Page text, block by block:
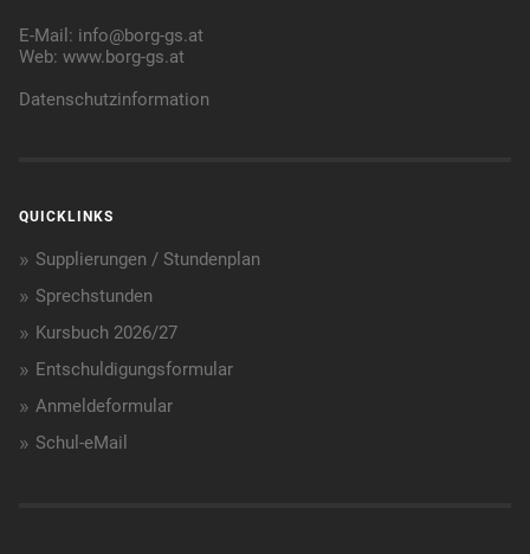
E-Mail: info@borg-gs.at
Web:www.borg-gs.at
Datenschutzinformation
QUICKLINKS
Supplierungen / Stundenplan
Sprechstunden
Kursbuch 2026/27
Entschuldigungsformular
Anmeldeformular
Schul-eMail